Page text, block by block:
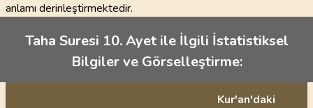
anlamı derinleştirmektedir.
Taha Suresi 10. Ayet ile İlgili İstatistiksel
Bilgiler ve Görselleştirme:
Kur'an'daki